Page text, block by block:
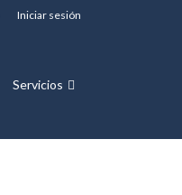
Iniciar sesión
Servicios